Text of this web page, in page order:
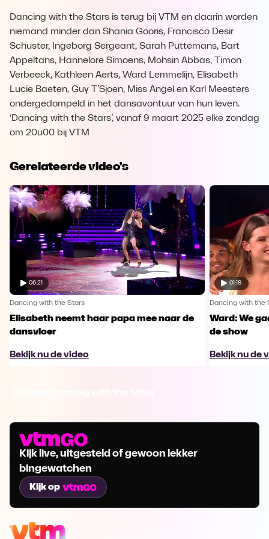
Dancing with the Stars is terug bij VTM en daarin worden
niemand minder dan Shania Gooris, Francisco Desir
Schuster, Ingeborg Sergeant, Sarah Puttemans, Bart
Appeltans, Hannelore Simoens, Mohsin Abbas, Timon
Verbeeck, Kathleen Aerts, Ward Lemmelijn, Elisabeth
Lucie Baeten, Guy T’Sjoen, Miss Angel en Karl Meesters
ondergedompeld in het dansavontuur van hun leven.
‘Dancing with the Stars’, vanaf 9 maart 2025 elke zondag
om 20u00 bij VTM
Gerelateerde video's
06:21
Dancing with the Stars
Elisabeth neemt haar papa mee naar de
dansvloer
Bekijk nu de video
01:18
Dancing with the
Ward: We
de show
Bekijk nu de
Kijk live, uitgesteld of gewoon lekker
bingewatchen
Kijk op